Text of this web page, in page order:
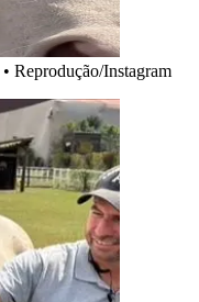
• Reprodução/Instagram